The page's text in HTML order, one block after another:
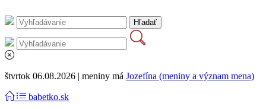
štvrtok 06.08.2026 | meniny má Jozefína (meniny a význam mena)
babetko.sk